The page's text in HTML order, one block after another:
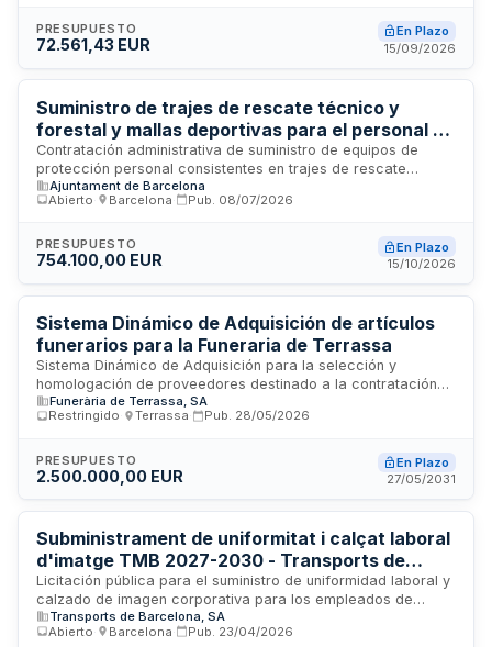
setenta y tres mil euros aproximadamente. El contrato tiene
una duración de treinta y seis meses desde su formalización,
la organización contratante.
PRESUPUESTO
72.561,43 EUR
En Plazo
15/09/2026
Suministro de trajes de rescate técnico y
forestal y mallas deportivas para el personal de
protección civil del Ayuntamiento de Barcelona
Contratación administrativa de suministro de equipos de
protección personal consistentes en trajes de rescate
técnico y forestal, así como mallas deportivas interiores
para el personal del Servicio de Protección Civil, Prevención,
Barcelona. El contrato se estructura en dos lotes
diferenciados y está sujeto a medidas de contratación
Ajuntament de Barcelona
Abierto
Barcelona Pub. 08/07/2026
PRESUPUESTO
754.100,00 EUR
En Plazo
15/10/2026
Sistema Dinámico de Adquisición de artículos
funerarios para la Funeraria de Terrassa
Sistema Dinámico de Adquisición para la selección y
homologación de proveedores destinado a la contratación
sucesiva de suministro bajo demanda de artículos funerarios
para la Funeraria de Terrassa. Incluye urnas, reliquiarios,
tanatopraxia, con puesta a disposición, entrega y montaje
cuando sea necesario.
Funerària de Terrassa, SA
Restringido
Terrassa Pub. 28/05/2026
PRESUPUESTO
2.500.000,00 EUR
En Plazo
27/05/2031
Subministrament de uniformitat i calçat laboral
d'imatge TMB 2027-2030 - Transports de
Barcelona
Licitación pública para el suministro de uniformidad laboral y
calzado de imagen corporativa para los empleados de
Transports de Barcelona (TMB) y Ferrocarril Metropolità de
Barcelona (FMB) durante el período 2027-2030. El contrato
Transports de Barcelona, SA
Abierto
Barcelona Pub. 23/04/2026